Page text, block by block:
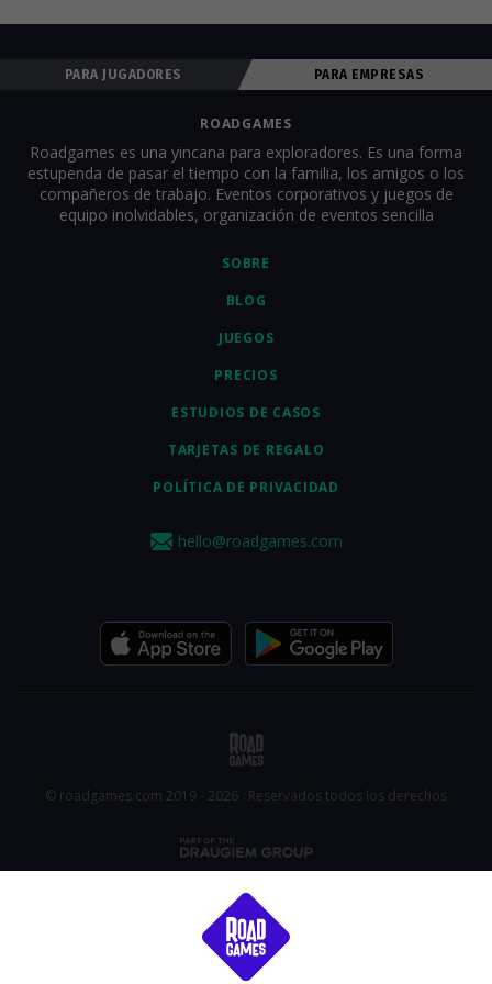
comienzo de partida antes del inicio del juego. Los
organizadores pueden seguir a todos los equipos en línea en
para animar a todos. Nosotros proporcionamos completo
soporte técnico y al cliente dentro de la aplicación. Para obtener
una descripción más detallada del juego y todas las tareas,
consulta la sección "¿Cómo se juega?" .
PARA JUGADORES PARA EMPRESAS
SOBRE
BLOG
JUEGOS
PRECIOS
ESTUDIOS DE CASOS
TARJETAS DE REGALO
POLÍTICA DE PRIVACIDAD
ROADGAMES
Roadgames es una yincana para exploradores. Es una forma
estupenda de pasar el tiempo con la familia, los amigos o los
compañeros de trabajo. Eventos corporativos y juegos de
equipo inolvidables, organización de eventos sencilla
hello@roadgames.com
© roadgames.com 2019 - 2026 . Reservados todos los derechos